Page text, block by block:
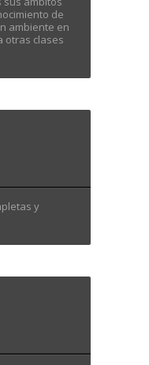
de
ambiente en
otras clases
y